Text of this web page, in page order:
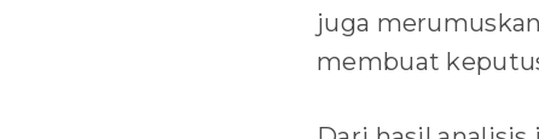
juga
membuat